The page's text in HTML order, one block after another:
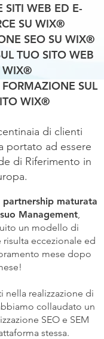
SITI WEB ED E-
SU WIX®
SEO SU WIX®
TUO SITO WEB
WIX®
SUL
WIX®
di clienti
portato ad essere
di Riferimento in
maturata
Management,
un modello di
eccezionale ed
mese dopo
nella realizzazione di
collaudato un
SEO e SEM
stessa.